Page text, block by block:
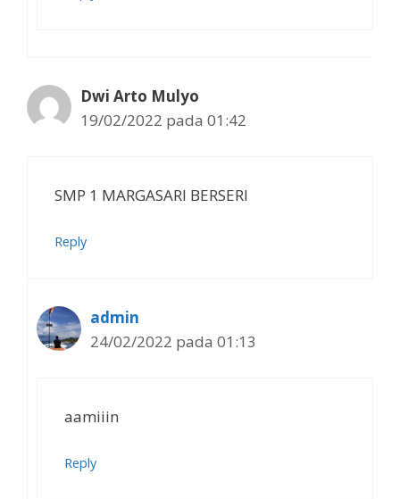
Dwi Arto Mulyo
19/02/2022 pada 01:42
SMP 1 MARGASARI BERSERI
Reply
admin
24/02/2022 pada 01:13
aamiiin
Reply